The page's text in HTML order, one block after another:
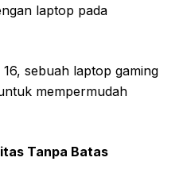
laptop pada
sebuah laptop gaming
mempermudah
Tanpa Batas